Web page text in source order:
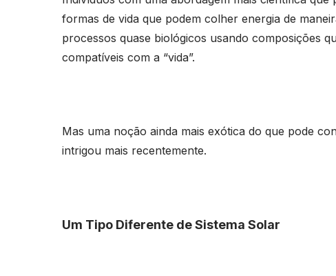
formas de vida que podem colher energia de
processos quase biológicos usando composições
compatíveis com a “vida”.
Mas uma noção ainda mais exótica do que pode
intrigou mais recentemente.
Um Tipo Diferente de Sistema Solar